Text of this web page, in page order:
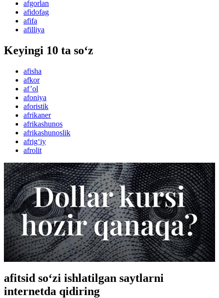
afgorlan
afidofag
afifa
afilliya
Keyingi 10 ta so‘z
afisha
afkor
af’ol
afoniya
aforistik
afrikaner
afrikashunos
afrikashunoslik
afrig‘iy
afrolit
afitsid so‘zi ishlatilgan saytlarni
internetda qidiring